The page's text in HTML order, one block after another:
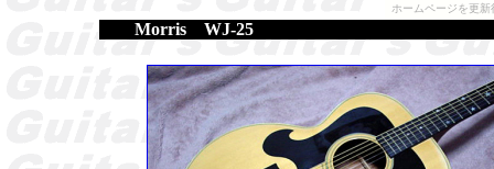
ホームページを更
Morris WJ-25